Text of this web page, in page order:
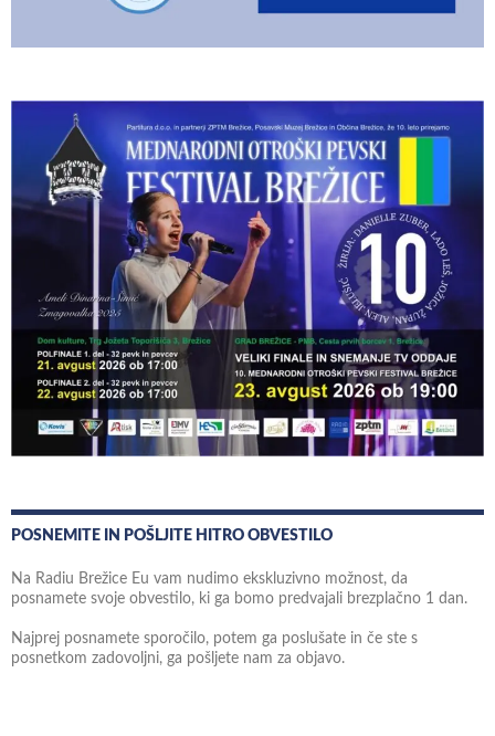
POSNEMITE IN POŠLJITE HITRO OBVESTILO
Na Radiu Brežice Eu vam nudimo ekskluzivno možnost, da
posnamete svoje obvestilo, ki ga bomo predvajali brezplačno 1 dan.
Najprej posnamete sporočilo, potem ga poslušate in če ste s
posnetkom zadovoljni, ga pošljete nam za objavo.